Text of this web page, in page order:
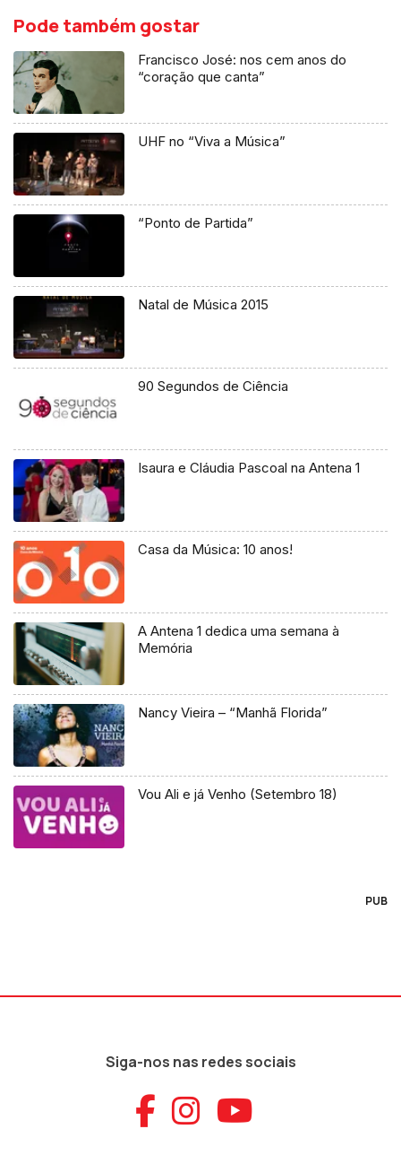
Pode também gostar
Francisco José: nos cem anos do
“coração que canta”
UHF no “Viva a Música”
“Ponto de Partida”
Natal de Música 2015
90 Segundos de Ciência
Isaura e Cláudia Pascoal na Antena 1
Casa da Música: 10 anos!
A Antena 1 dedica uma semana à
Memória
Nancy Vieira – “Manhã Florida”
Vou Ali e já Venho (Setembro 18)
PUB
Siga-nos nas redes sociais
Aceder ao
Aceder ao
Aceder